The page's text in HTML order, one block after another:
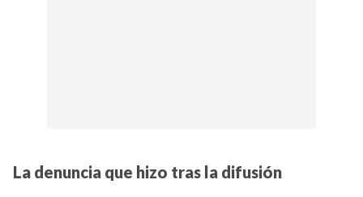
La denuncia que hizo tras la difusión